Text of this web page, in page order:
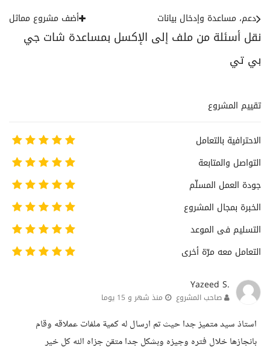
نقل أسئلة من ملف إلى الإكسل بمساعدة شات جي
بي تي
دعم، مساعدة وإدخال بيانات أضف مشروع مماثل
تقييم المشروع
الاحترافية بالتعامل
التواصل والمتابعة
جودة العمل المسلّم
الخبرة بمجال المشروع
التسليم فى الموعد
التعامل معه مرّة أخرى
Yazeed S.
صاحب المشروع منذ شهر و 15 يوما
استاذ سيد متميز جدا حيث تم ارسال له كمية ملفات عملاقه وقام
بانجازها خلال فتره وجيزه وبشكل جدا متقن جزاه الله كل خير